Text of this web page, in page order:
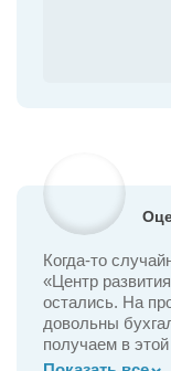
Регистрация в
Ведение учета
Ведение
Проверка
Когда-то
«Центр
остались. На протяжении года сотрудничаем и очень
довольны
получаем в этой
проблем с